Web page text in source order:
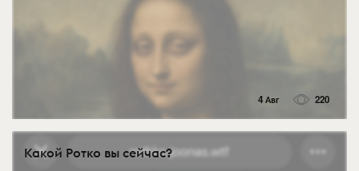
4 Авг 220
Какой Ротко вы сейчас?